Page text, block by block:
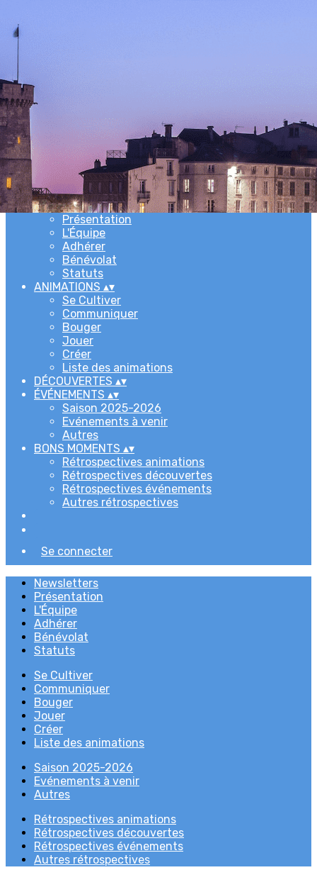
Menu
Ajoutez un logo, un bouton, des réseaux sociaux
Cliquez pour éditer
ACCUEIL▴ ▾
L'ASSOCIATION▴▾
Newsletters
Présentation
L'Équipe
Adhérer
Bénévolat
Statuts
ANIMATIONS ▴▾
Se Cultiver
Communiquer
Bouger
Jouer
Créer
Liste des animations
DÉCOUVERTES ▴▾
ÉVÉNEMENTS ▴▾
Saison 2025-2026
Evénements à venir
Autres
BONS MOMENTS ▴▾
Rétrospectives animations
Rétrospectives découvertes
Rétrospectives événements
Autres rétrospectives
Se connecter
Newsletters
Présentation
L'Équipe
Adhérer
Bénévolat
Statuts
Se Cultiver
Communiquer
Bouger
Jouer
Créer
Liste des animations
Saison 2025-2026
Evénements à venir
Autres
Rétrospectives animations
Rétrospectives découvertes
Rétrospectives événements
Autres rétrospectives